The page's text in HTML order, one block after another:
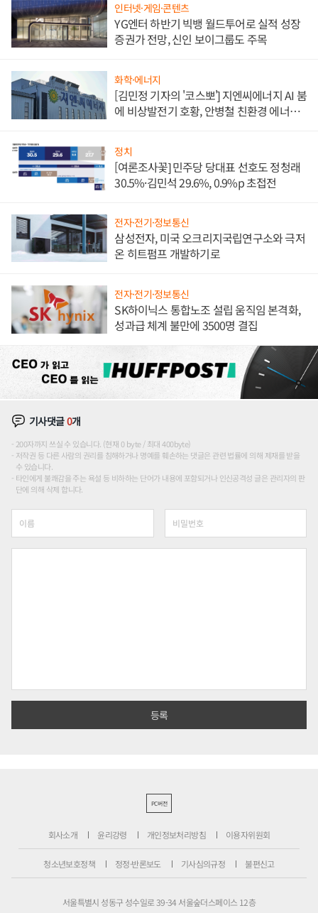
인터넷·게임·콘텐츠
YG엔터 하반기 빅뱅 월드투어로 실적 성장
증권가 전망, 신인 보이그룹도 주목
화학·에너지
[김민정 기자의 '코스뽀'] 지엔씨에너지 AI 붐
에 비상발전기 호황, 안병철 친환경 에너지
정치
[여론조사꽃] 민주당 당대표 선호도 정청래
30.5%·김민석 29.6%, 0.9%p 초접전
전자·전기·정보통신
삼성전자, 미국 오크리지국립연구소와 극저
온 히트펌프 개발하기로
전자·전기·정보통신
SK하이닉스 통합노조 설립 움직임 본격화,
성과급 체계 불만에 3500명 결집
기사댓글0개
200자까지 쓰실 수 있습니다. (현재 0 byte / 최대 400byte)
저작권 등 다른 사람의 권리를 침해하거나 명예를 훼손하는 댓글은 관련 법률에 의해 제재를 받을
수 있습니다.
타인에게 불쾌감을 주는 욕설 등 비하하는 단어가 내용에 포함되거나 인신공격성 글은 관리자의 판
단에 의해 삭제 합니다.
PC버전
회사소개 윤리강령 개인정보처리방침 이용자위원회
청소년보호정책 정정·반론보도 기사심의규정 불편신고
서울특별시 성동구 성수일로 39-34 서울숲더스페이스 12층